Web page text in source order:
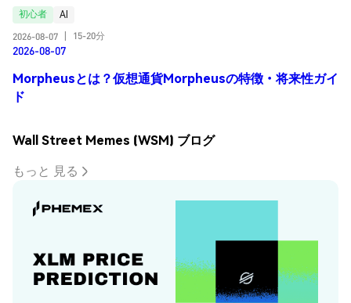
初心者
AI
2026-08-07
15-20分
2026-08-07
Morpheusとは？仮想通貨Morpheusの特徴・将来性ガイ
ド
Wall Street Memes (WSM) ブログ
もっと 見る